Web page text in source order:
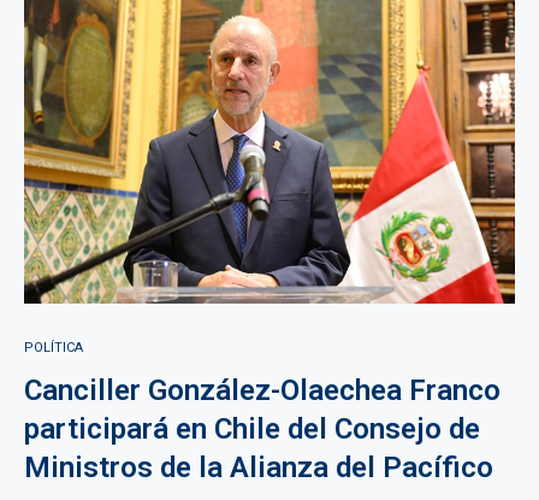
POLÍTICA
Canciller González-Olaechea Franco
participará en Chile del Consejo de
Ministros de la Alianza del Pacífico